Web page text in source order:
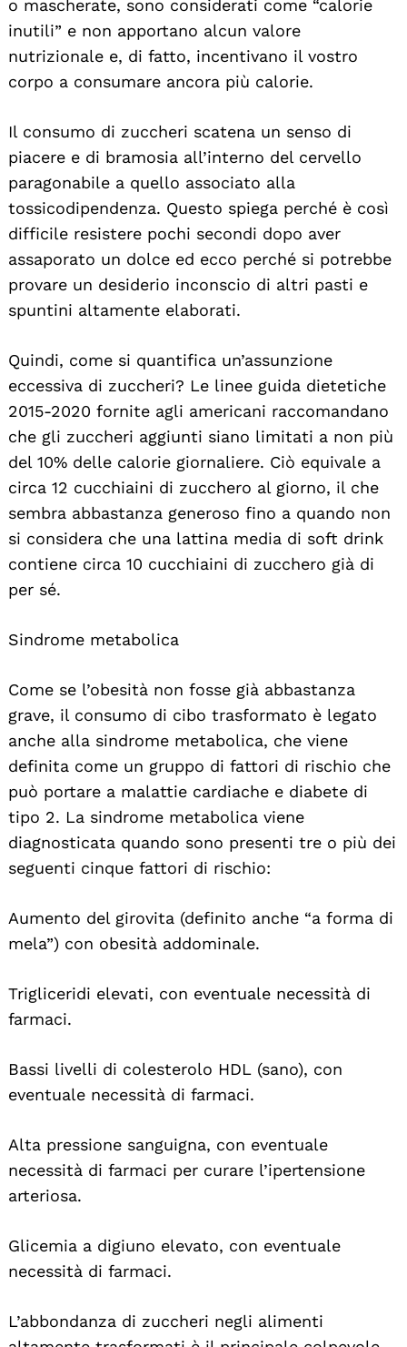
o mascherate, sono considerati come “calorie
inutili” e non apportano alcun valore
nutrizionale e, di fatto, incentivano il vostro
corpo a consumare ancora più calorie.
Il consumo di zuccheri scatena un senso di
piacere e di bramosia all’interno del cervello
paragonabile a quello associato alla
tossicodipendenza. Questo spiega perché è così
difficile resistere pochi secondi dopo aver
assaporato un dolce ed ecco perché si potrebbe
provare un desiderio inconscio di altri pasti e
spuntini altamente elaborati.
Quindi, come si quantifica un’assunzione
eccessiva di zuccheri? Le linee guida dietetiche
2015-2020 fornite agli americani raccomandano
che gli zuccheri aggiunti siano limitati a non più
del 10% delle calorie giornaliere. Ciò equivale a
circa 12 cucchiaini di zucchero al giorno, il che
sembra abbastanza generoso fino a quando non
si considera che una lattina media di soft drink
contiene circa 10 cucchiaini di zucchero già di
per sé.
Sindrome metabolica
Come se l’obesità non fosse già abbastanza
grave, il consumo di cibo trasformato è legato
anche alla sindrome metabolica, che viene
definita come un gruppo di fattori di rischio che
può portare a malattie cardiache e diabete di
tipo 2. La sindrome metabolica viene
diagnosticata quando sono presenti tre o più dei
seguenti cinque fattori di rischio:
Aumento del girovita (definito anche “a forma di
mela”) con obesità addominale.
Trigliceridi elevati, con eventuale necessità di
farmaci.
Bassi livelli di colesterolo HDL (sano), con
eventuale necessità di farmaci.
Alta pressione sanguigna, con eventuale
necessità di farmaci per curare l’ipertensione
arteriosa.
Glicemia a digiuno elevato, con eventuale
necessità di farmaci.
L’abbondanza di zuccheri negli alimenti